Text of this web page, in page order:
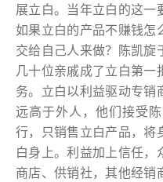
展立白。当年立白的这一
如果立白的产品不赚钱怎
交给自己人来做？陈凯旋
几十位亲戚成了立白第一
务。立白以利益驱动专销
远高于外人，他们接受
行，只销售立白产品，将
白身上。利益加上信任，
商店、供销社，其他经